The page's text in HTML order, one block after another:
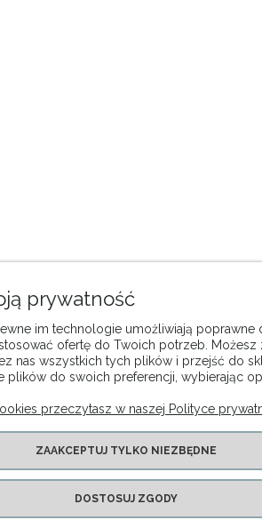
prywatność
im technologie umożliwiają poprawne
ofertę do Twoich potrzeb. Możesz
nas wszystkich tych plików i przejść do
plików do swoich preferencji, wybierając
przeczytasz w naszej Polityce
ZAAKCEPTUJ TYLKO NIEZBĘDNE
DOSTOSUJ ZGODY